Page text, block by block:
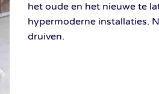
het oude en het nieuwe te
hypermoderne installaties.
druiven.